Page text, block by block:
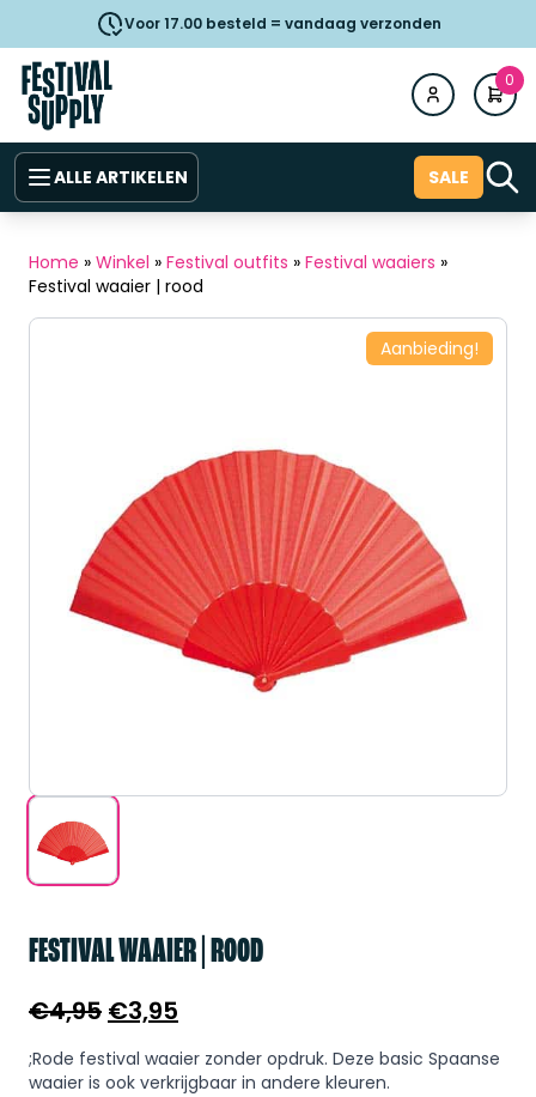
Voor 17.00 besteld = vandaag verzonden
0
ALLE ARTIKELEN SALE
Home » Winkel » Festival outfits » Festival waaiers »
Festival waaier | rood
Aanbieding!
FESTIVAL WAAIER | ROOD
€4,95 Oorspronkelijke
prijs
was:
€3,95
prijs
is:
;Rode festival waaier zonder opdruk. Deze basic Spaanse
waaier is ook verkrijgbaar in andere kleuren.